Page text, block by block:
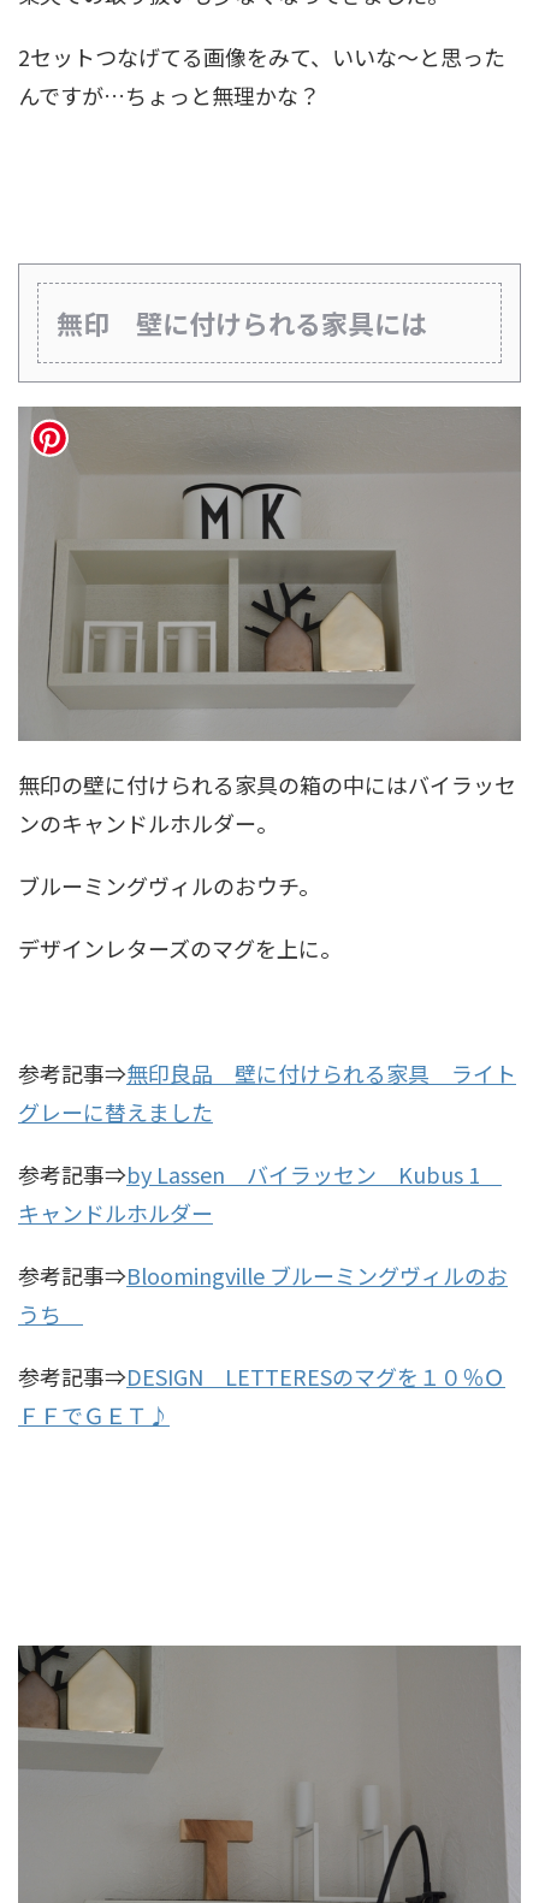
2セットつなげてる画像をみて、いいな～と思った
んですが…ちょっと無理かな？
無印 壁に付けられる家具には
無印の壁に付けられる家具の箱の中にはバイラッセ
ンのキャンドルホルダー。
ブルーミングヴィルのおウチ。
デザインレターズのマグを上に。
参考記事⇒無印良品 壁に付けられる家具 ライト
グレーに替えました
参考記事⇒by Lassen バイラッセン Kubus 1
キャンドルホルダー
参考記事⇒Bloomingville ブルーミングヴィルのお
うち
参考記事⇒DESIGN LETTERESのマグを１０％Ｏ
ＦＦでＧＥＴ♪